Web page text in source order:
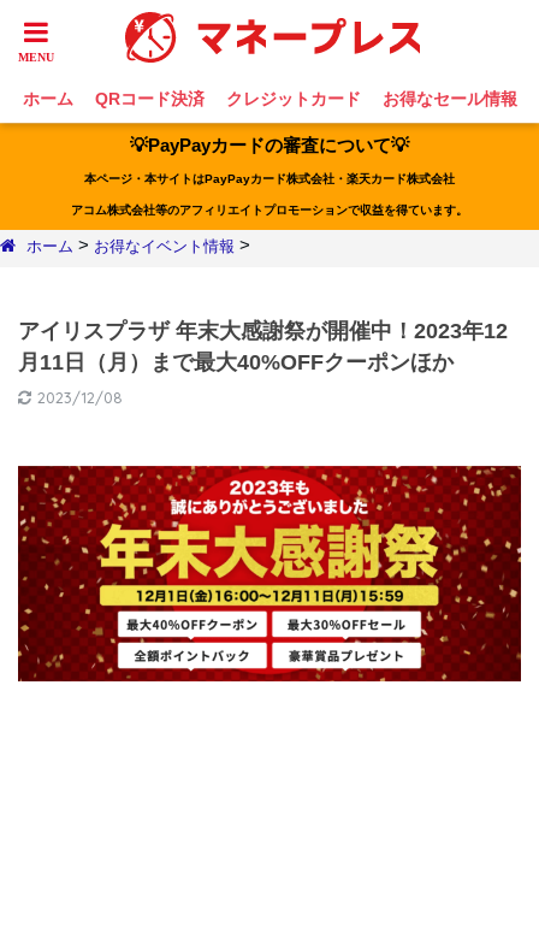
ホーム QRコード決済 クレジットカード お得なセール情報
💡PayPayカードの審査について💡
本ページ・本サイトはPayPayカード株式会社・楽天カード株式会社
アコム株式会社等のアフィリエイトプロモーションで収益を得ています。
ホーム > お得なイベント情報 >
アイリスプラザ 年末大感謝祭が開催中！2023年12
月11日（月）まで最大40%OFFクーポンほか
2023/12/08